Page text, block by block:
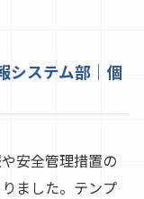
システム部｜個
安全管理措置の
ました。テンプ